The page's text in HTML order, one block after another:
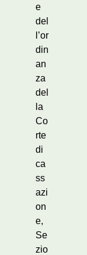
e
del
l’or
din
an
za
del
la
Co
rte
di
ca
ss
azi
on
e,
Se
zio